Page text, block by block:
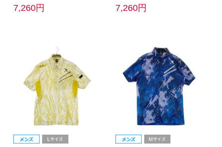
7,260円 7,260円